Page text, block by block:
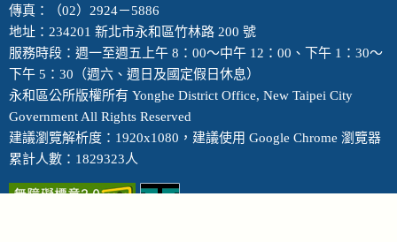
傳真：（02）2924－5886
地址：234201 新北市永和區竹林路 200 號
服務時段：週一至週五上午 8：00～中午 12：00、下午 1：30～
下午 5：30（週六、週日及國定假日休息）
永和區公所版權所有 Yonghe District Office, New Taipei City
Government All Rights Reserved
建議瀏覽解析度：1920x1080，建議使用 Google Chrome 瀏覽器
累計人數：1829323人